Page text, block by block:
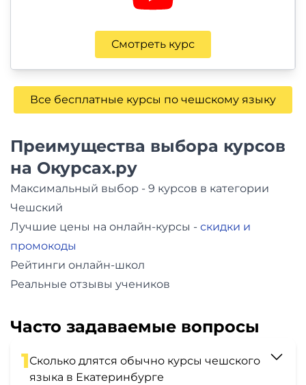
Смотреть курс
Все бесплатные курсы по чешскому языку
Преимущества выбора курсов
на Окурсах.ру
Максимальный выбор - 9 курсов в категории
Чешский
Лучшие цены на онлайн-курсы - скидки и
промокоды
Рейтинги онлайн-школ
Реальные отзывы учеников
Часто задаваемые вопросы
1Сколько длятся обычно курсы чешского
языка в Екатеринбурге